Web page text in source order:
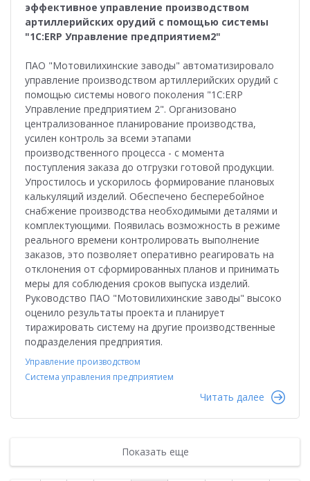
эффективное управление производством
артиллерийских орудий с помощью системы
"1С:ERP Управление предприятием2"
ПАО "Мотовилихинские заводы" автоматизировало
управление производством артиллерийских орудий с
помощью системы нового поколения "1С:ERP
Управление предприятием 2". Организовано
централизованное планирование производства,
усилен контроль за всеми этапами
производственного процесса - с момента
поступления заказа до отгрузки готовой продукции.
Упростилось и ускорилось формирование плановых
калькуляций изделий. Обеспечено бесперебойное
снабжение производства необходимыми деталями и
комплектующими. Появилась возможность в режиме
реального времени контролировать выполнение
заказов, это позволяет оперативно реагировать на
отклонения от сформированных планов и принимать
меры для соблюдения сроков выпуска изделий.
Руководство ПАО "Мотовилихинские заводы" высоко
оценило результаты проекта и планирует
тиражировать систему на другие производственные
подразделения предприятия.
Управление производством
Система управления предприятием
Читать далее
Показать еще